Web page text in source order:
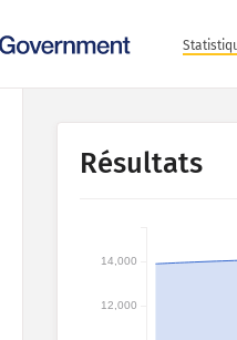
Résultats
12,000
14,000